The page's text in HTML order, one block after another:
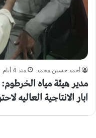
أحمد حسين محمد منذ 4 أيام
مدير هيئة مياه
ابار الانتاجية العاليه